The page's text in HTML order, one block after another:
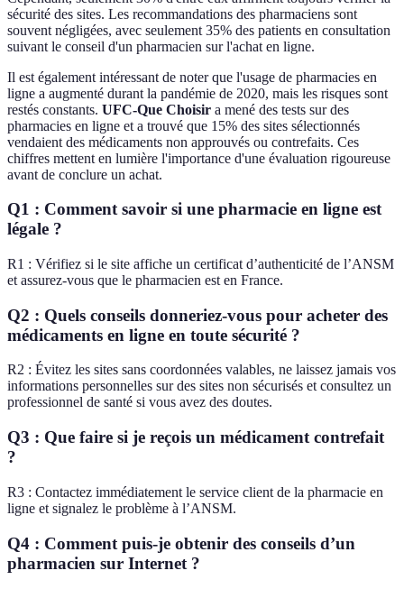
sécurité des sites. Les recommandations des pharmaciens sont
souvent négligées, avec seulement 35% des patients en consultation
suivant le conseil d'un pharmacien sur l'achat en ligne.
Il est également intéressant de noter que l'usage de pharmacies en
ligne a augmenté durant la pandémie de 2020, mais les risques sont
restés constants. UFC-Que Choisir a mené des tests sur des
pharmacies en ligne et a trouvé que 15% des sites sélectionnés
vendaient des médicaments non approuvés ou contrefaits. Ces
chiffres mettent en lumière l'importance d'une évaluation rigoureuse
avant de conclure un achat.
Q1 : Comment savoir si une pharmacie en ligne est
légale ?
R1 : Vérifiez si le site affiche un certificat d’authenticité de l’ANSM
et assurez-vous que le pharmacien est en France.
Q2 : Quels conseils donneriez-vous pour acheter des
médicaments en ligne en toute sécurité ?
R2 : Évitez les sites sans coordonnées valables, ne laissez jamais vos
informations personnelles sur des sites non sécurisés et consultez un
professionnel de santé si vous avez des doutes.
Q3 : Que faire si je reçois un médicament contrefait
?
R3 : Contactez immédiatement le service client de la pharmacie en
ligne et signalez le problème à l’ANSM.
Q4 : Comment puis-je obtenir des conseils d’un
pharmacien sur Internet ?